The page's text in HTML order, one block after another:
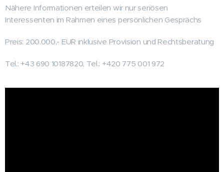
Nähere Informationen erteilen wir nur seriösen
Interessenten im Rahmen eines persönlichen Gesprächs
Preis: 200.000,- EUR inklusive Provision und Rechtsberatung
Tel.: +43 690 10187820, Tel.: +420 775 001 972